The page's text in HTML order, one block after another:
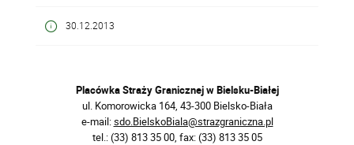
30.12.2013
Placówka Straży Granicznej w Bielsku-Białej
ul. Komorowicka 164, 43-300 Bielsko-Biała
e-mail:sdo.BielskoBiala@strazgraniczna.pl
tel.: (33) 813 35 00, fax: (33) 813 35 05